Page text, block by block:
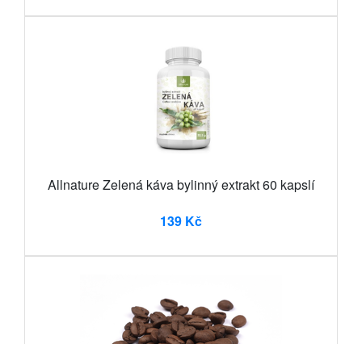
Allnature Zelená káva bylinný extrakt 60 kapslí
139 Kč